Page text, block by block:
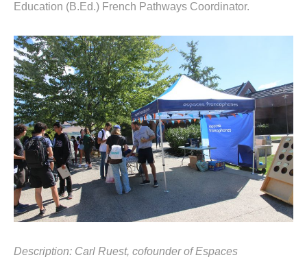
Education (B.Ed.) French Pathways Coordinator.
Description: Carl Ruest, cofounder ofEspaces